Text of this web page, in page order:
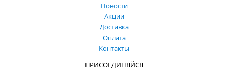
Новости
Акции
Доставка
Оплата
Контакты
ПРИСОЕДИНЯЙСЯ